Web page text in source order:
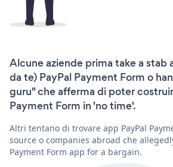
Alcune aziende prima take a stab
da te) PayPal Payment Form o
guru" che afferma di poter
Payment Form in 'no time'.
Altri tentano di trovare app PayPal
source o companies abroad che
Payment Form app for a bargain.